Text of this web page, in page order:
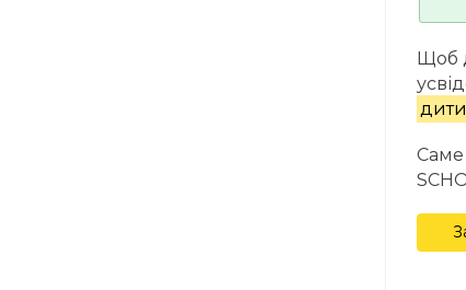
Щоб
Саме